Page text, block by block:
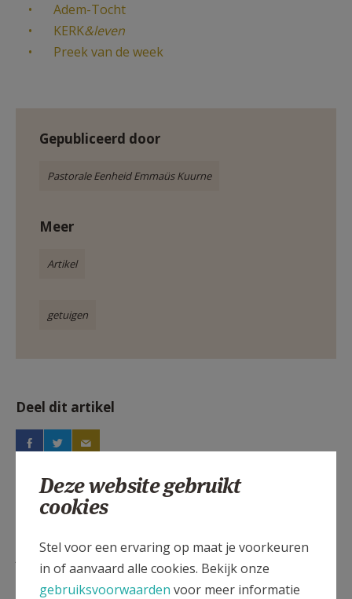
Adem-Tocht
KERK&leven
Preek van de week
Gepubliceerd door
Pastorale Eenheid Emmaüs Kuurne
Meer
Artikel
getuigen
Deel dit artikel
Lees meer
Deze website gebruikt
cookies
Stel voor een ervaring op maat je voorkeuren
in of aanvaard alle cookies. Bekijk onze
gebruiksvoorwaarden voor meer informatie